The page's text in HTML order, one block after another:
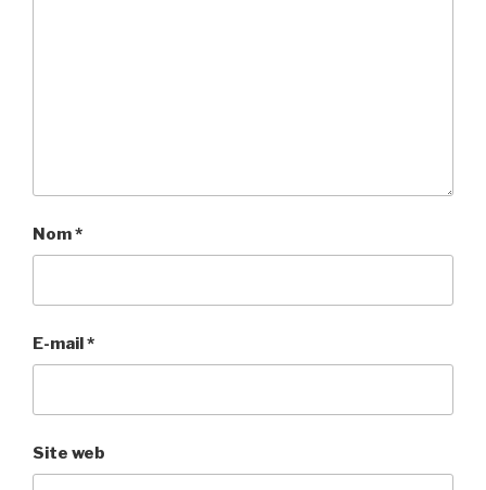
Nom*
E-mail*
Site web